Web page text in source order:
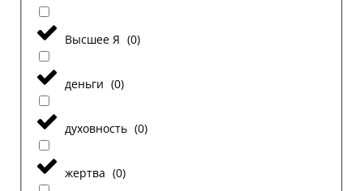
Высшее Я (0)
деньги (0)
духовность (0)
жертва (0)